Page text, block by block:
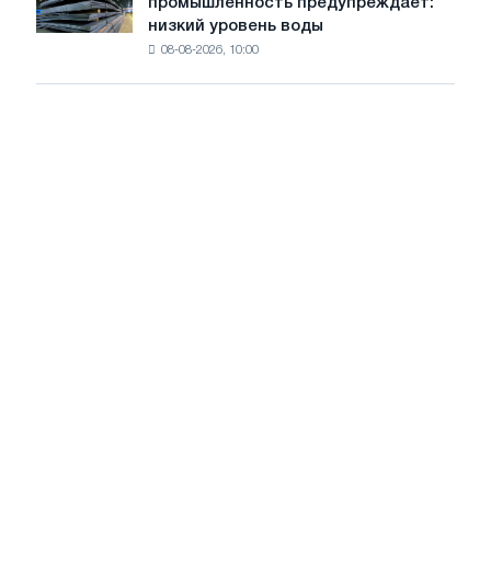
проблемы
для
промышленности
сталелитейная
промышленность
предупреждает:
низкий уровень воды
08-08-2026, 10:00